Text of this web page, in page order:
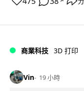
商業科技 3D 打印
Vin 19 小時